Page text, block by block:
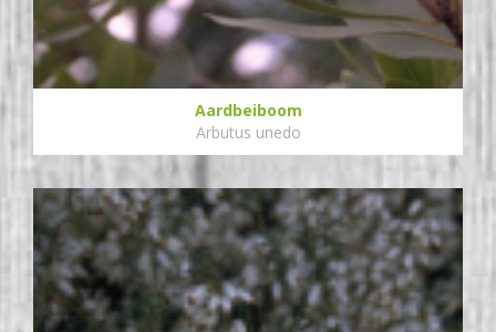
Aardbeiboom
Arbutus unedo